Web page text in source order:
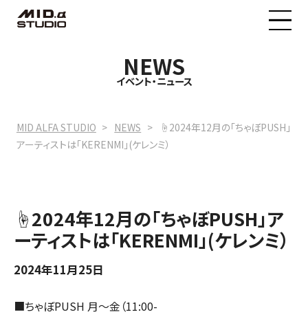
MID.α STUDIOについて
料金プラン
予約状況
NEWS
イベント・ニュース
MID ALFA STUDIO NEWS
☝️2024年12月の「ちゃぼPUSH」
アーティストは「KERENMI」(ケレンミ）
☝️2024年12月の「ちゃぼPUSH」ア
ーティストは「KERENMI」(ケレンミ）
2024年11月25日
■ちゃぼPUSH 月〜金（11:00-